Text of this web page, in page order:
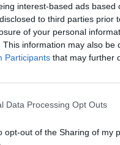
interest-based ads
to third parties prior
of your personal
This information may also
Participants that may further
Data Processing Opt Outs
opt-out of the Sharing of my
del disseny de
i control
algunes, per
vegades amb
afirmant que les
i ara busquen